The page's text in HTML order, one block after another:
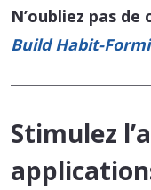
N’oubliez pas de
Build Habit-
Stimulez